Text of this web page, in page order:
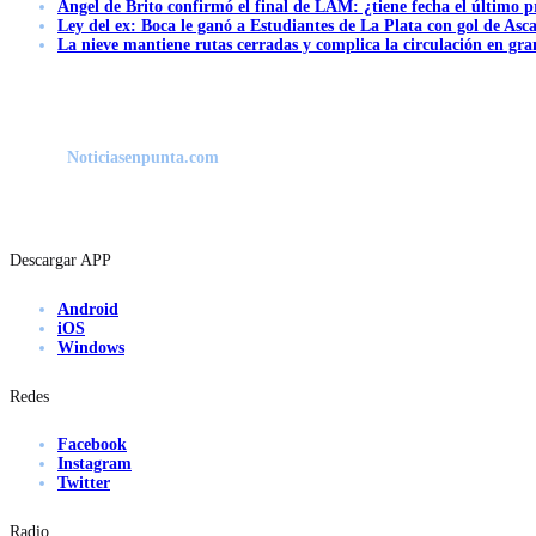
Ángel de Brito confirmó el final de LAM: ¿tiene fecha el último
Ley del ex: Boca le ganó a Estudiantes de La Plata con gol de
La nieve mantiene rutas cerradas y complica la circulación en
Noticiasenpunta.com
Descargar APP
Android
iOS
Windows
Redes
Facebook
Instagram
Twitter
Radio